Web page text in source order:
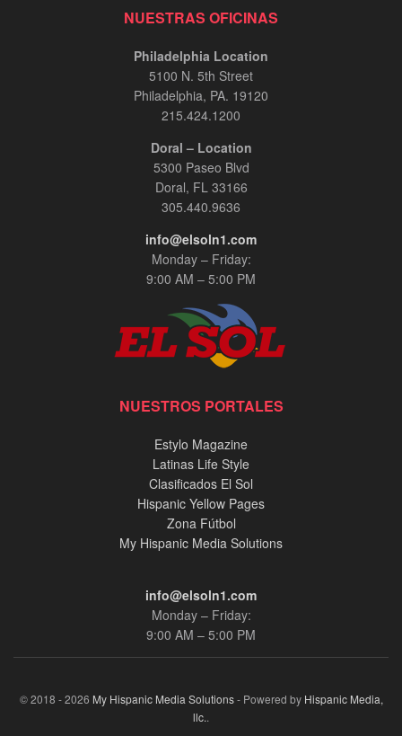
NUESTRAS OFICINAS
Philadelphia Location
5100 N. 5th Street
Philadelphia, PA. 19120
215.424.1200
Doral – Location
5300 Paseo Blvd
Doral, FL 33166
305.440.9636
info@elsoln1.com
Monday – Friday:
9:00 AM – 5:00 PM
NUESTROS PORTALES
Estylo Magazine
Latinas Life Style
Clasificados El Sol
Hispanic Yellow Pages
Zona Fútbol
My Hispanic Media Solutions
info@elsoln1.com
Monday – Friday:
9:00 AM – 5:00 PM
© 2018 - 2026 My Hispanic Media Solutions- Powered by Hispanic Media,
llc..